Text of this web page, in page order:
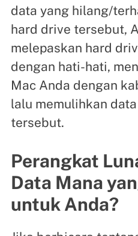
data yang hilang/
hard drive tersebut,
melepaskan hard
dengan hati-hati,
Mac Anda dengan
lalu memulihkan
tersebut.
Perangkat
Data Mana
untuk Anda?